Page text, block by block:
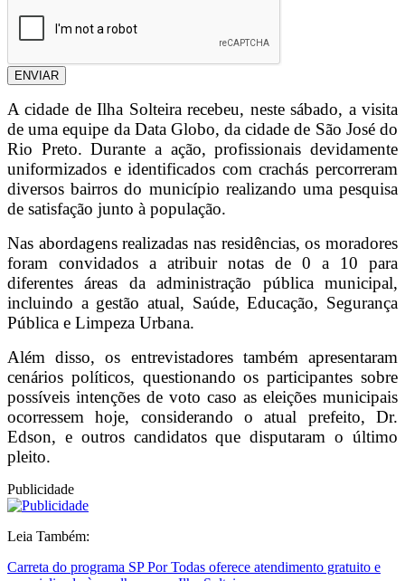
ENVIAR
A cidade deIlha Solteirarecebeu, neste sábado, a visita
de uma equipe da Data Globo, da cidade de São José do
Rio Preto. Durante a ação, profissionais devidamente
uniformizados e identificados com crachás percorreram
diversos bairros do município realizando uma pesquisa
de satisfação junto à população.
Nas abordagens realizadas nas residências, os moradores
foram convidados a atribuir notas de 0 a 10 para
diferentes áreas da administração pública municipal,
incluindo a gestão atual, Saúde, Educação, Segurança
Pública e Limpeza Urbana.
Além disso, os entrevistadores também apresentaram
cenários políticos, questionando os participantes sobre
possíveis intenções de voto caso as eleições municipais
ocorressem hoje, considerando o atual prefeito, Dr.
Edson, e outros candidatos que disputaram o último
pleito.
Publicidade
Leia Também:
Carreta do programa SP Por Todas oferece atendimento gratuito e